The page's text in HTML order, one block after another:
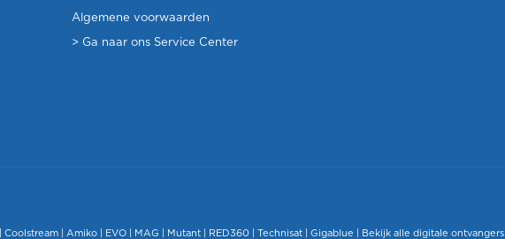
Algemene voorwaarden
> Ga naar ons Service Center
| Coolstream | Amiko EVO MAG Mutant | RED360 | Technisat Gigablue Bekijk alle digitale ontvangers